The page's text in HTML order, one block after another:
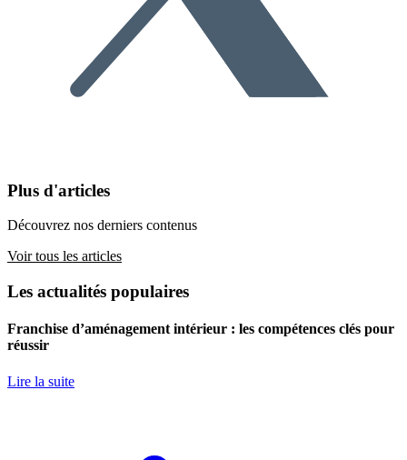
Plus d'articles
Découvrez nos derniers contenus
Voir tous les articles
Les actualités populaires
Franchise d’aménagement intérieur : les compétences clés pour
réussir
Lire la suite